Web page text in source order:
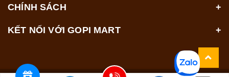
CHÍNH SÁCH
KẾT NỐI VỚI GOPI MART